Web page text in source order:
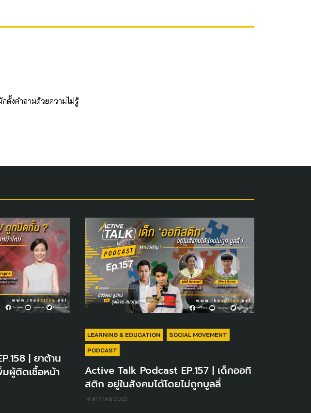
ตั้งคำถามด้วยความไม่รู้
| ยาต้าน
ผู้ติดเชื้อหน้า
LEARNING & EDUCATION SOCIAL MOVEMENT
PODCAST
Active Talk Podcast EP.157 | เด็กออทิ
สติก อยู่ในสังคมได้โดยไม่ถูกบูลลี่
14 มกราคม 2023